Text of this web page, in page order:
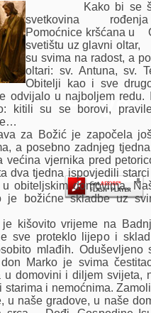
Player.
Kako bi se što
svetkovina rođenja
Pomoćnice kršćana u
svetištu uz glavni oltar,
su svima na radost, a
oltari: sv. Antuna,
Obitelji kao i sve
u najboljem redu.
su se borovi,
je započela još u
a posebno zadnjeg
većina vjernika pred
dva tjedna ispovjedili
obiteljskim domovima.
je božićne skladbe uz
vrijeme na Badnjak
sve proteklo lijepo i
mlađih.
Marko je svima
u domovini i diljem svijeta,
starima i nemoćnima.
u naše gradove, u naše